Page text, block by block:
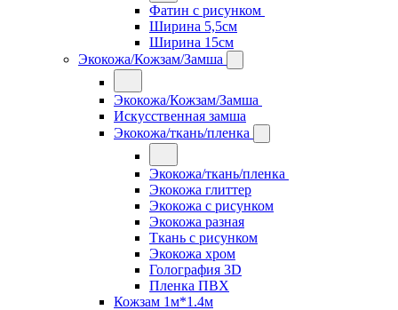
Фатин с рисунком
Ширина 5,5см
Ширина 15см
Экокожа/Кожзам/Замша
Экокожа/Кожзам/Замша
Искусственная замша
Экокожа/ткань/пленка
Экокожа/ткань/пленка
Экокожа глиттер
Экокожа с рисунком
Экокожа разная
Ткань с рисунком
Экокожа хром
Голография 3D
Пленка ПВХ
Кожзам 1м*1.4м